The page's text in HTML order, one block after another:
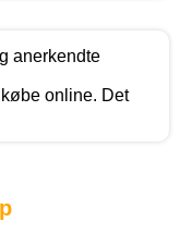
anerkendte
online. Det